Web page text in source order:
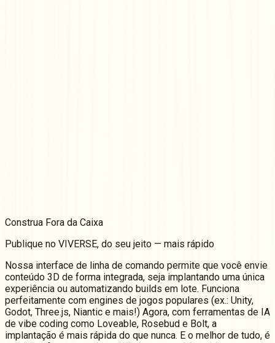
Construa Fora da Caixa
Publique no VIVERSE, do seu jeito — mais rápido
Nossa interface de linha de comando permite que você envie
conteúdo 3D de forma integrada, seja implantando uma única
experiência ou automatizando builds em lote. Funciona
perfeitamente com engines de jogos populares (ex.: Unity,
Godot, Three.js, Niantic e mais!) Agora, com ferramentas de IA
de vibe coding como Loveable, Rosebud e Bolt, a
implantação é mais rápida do que nunca. E o melhor de tudo, é